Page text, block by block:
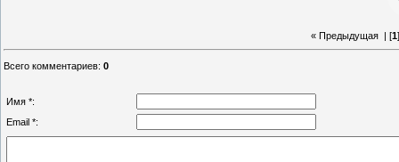
« Предыдущая| [1
Всего комментариев: 0
Имя *:
Email *: